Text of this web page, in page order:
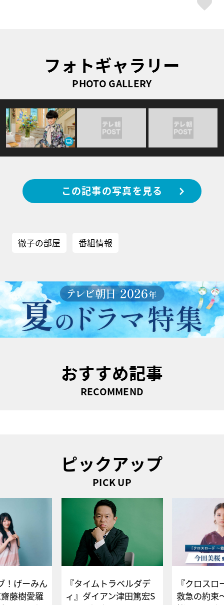
フォトギャラリー
PHOTO GALLERY
この記事の写真を見る
徹子の部屋 番組情報
おすすめ記事
RECOMMEND
ピックアップ
PICK UP
！げーみん
藤樹愛羅
『タイムトラベルダデ
ィ』ダイアン津田篤宏S
『クロス
救急の約束